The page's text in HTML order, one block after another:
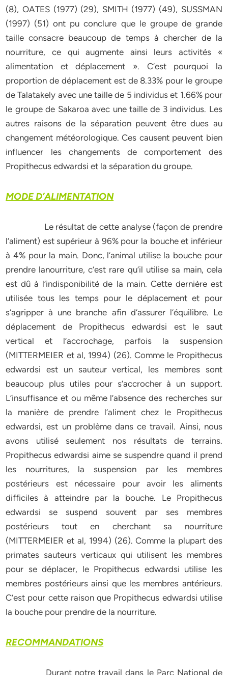
MODE D’ALIMENTATION
Le résultat de cette analyse (façon de prendre
l’aliment) est supérieur à 96% pour la bouche et inférieur
à 4% pour la main. Donc, l’animal utilise la bouche pour
prendre lanourriture, c’est rare qu’il utilise sa main, cela
est dû à l’indisponibilité de la main. Cette dernière est
utilisée tous les temps pour le déplacement et pour
s’agripper à une branche afin d’assurer l’équilibre. Le
déplacement de Propithecus edwardsi est le saut
vertical et l’accrochage, parfois la suspension
(MITTERMEIER et al, 1994) (26). Comme le Propithecus
edwardsi est un sauteur vertical, les membres sont
beaucoup plus utiles pour s’accrocher à un support.
L’insuffisance et ou même l’absence des recherches sur
la manière de prendre l’aliment chez le Propithecus
edwardsi, est un problème dans ce travail. Ainsi, nous
avons utilisé seulement nos résultats de terrains.
Propithecus edwardsi aime se suspendre quand il prend
les nourritures, la suspension par les membres
postérieurs est nécessaire pour avoir les aliments
difficiles à atteindre par la bouche. Le Propithecus
edwardsi se suspend souvent par ses membres
postérieurs tout en cherchant sa nourriture
(MITTERMEIER et al, 1994) (26). Comme la plupart des
primates sauteurs verticaux qui utilisent les membres
pour se déplacer, le Propithecus edwardsi utilise les
membres postérieurs ainsi que les membres antérieurs.
C’est pour cette raison que Propithecus edwardsi utilise
la bouche pour prendre de la nourriture.
RECOMMANDATIONS
Durant notre travail dans le Parc National de